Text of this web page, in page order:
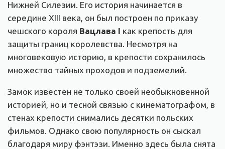
Нижней Силезии. Его история начинается в
середине XIII века, он был построен по приказу
чешского короля Вацлава I как крепость для
защиты границ королевства. Несмотря на
многовековую историю, в крепости сохранилось
множество тайных проходов и подземелий.
Замок известен не только своей необыкновенной
историей, но и тесной связью с кинематографом, в
стенах крепости снимались десятки польских
фильмов. Однако свою популярность он сыскал
благодаря миру фэнтэзи. Именно здесь была снята